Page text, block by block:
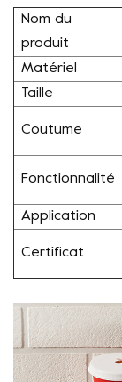
Nom du
produit
Matériel
Taille
Coutume
Fonctionnalité
Application
Certificat